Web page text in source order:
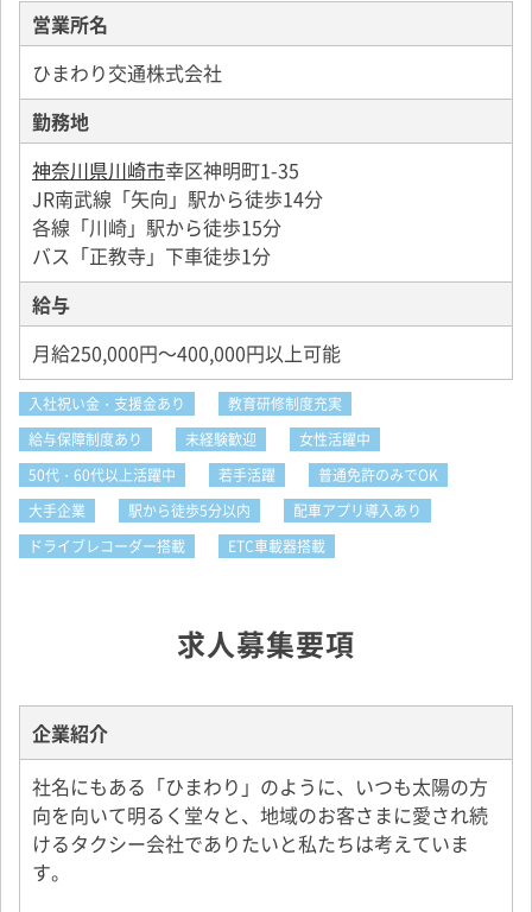
営業所名
ひまわり交通株式会社
勤務地
神奈川県川崎市幸区神明町1-35
JR南武線「矢向」駅から徒歩14分
各線「川崎」駅から徒歩15分
バス「正教寺」下車徒歩1分
給与
月給250,000円～400,000円以上可能
入社祝い金・支援金あり
教育研修制度充実
給与保障制度あり
未経験歓迎
女性活躍中
50代・60代以上活躍中
若手活躍
普通免許のみでOK
大手企業
駅から徒歩5分以内
配車アプリ導入あり
ドライブレコーダー搭載
ETC車載器搭載
求人募集要項
企業紹介
社名にもある「ひまわり」のように、いつも太陽の方
向を向いて明るく堂々と、地域のお客さまに愛され続
けるタクシー会社でありたいと私たちは考えていま
す。